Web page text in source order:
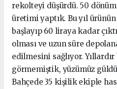
rekolteyi düşürdü. 50
üretimi yaptık. Bu yıl
başlayıp 60 liraya kadar
olması ve uzun süre
edilmesini sağlıyor.
görmemiştik, yüzümüz
Bahçede 35 kişilik ekiple